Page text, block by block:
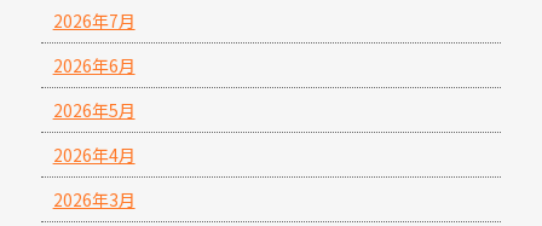
2026年7月
2026年6月
2026年5月
2026年4月
2026年3月